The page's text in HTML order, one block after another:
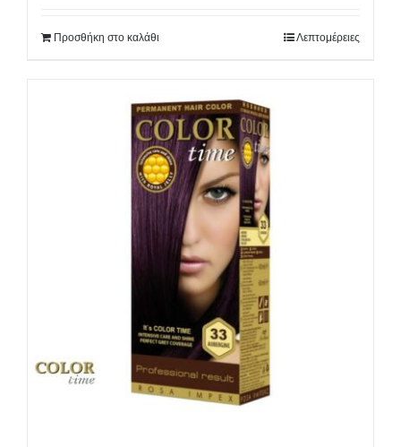
Προσθήκη στο καλάθι Λεπτομέρειες